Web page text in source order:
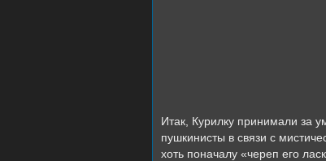
Итак, Курилку принимали за
пушкинисты в связи с
хоть поначалу «череп его